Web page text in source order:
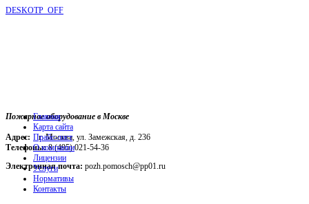
DESKOTP_OFF
Пожарное оборудование в Москве
Адрес: г. Москва, ул. Замежская, д. 236
Телефоны:8 (495) 021-54-36
Электронная почта: pozh.pomosch@pp01.ru
Главная
Карта сайта
Прайс-лист
О компании
Лицензии
Услуги
Нормативы
Контакты